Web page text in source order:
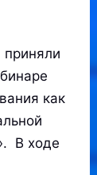
приняли
как
В ходе